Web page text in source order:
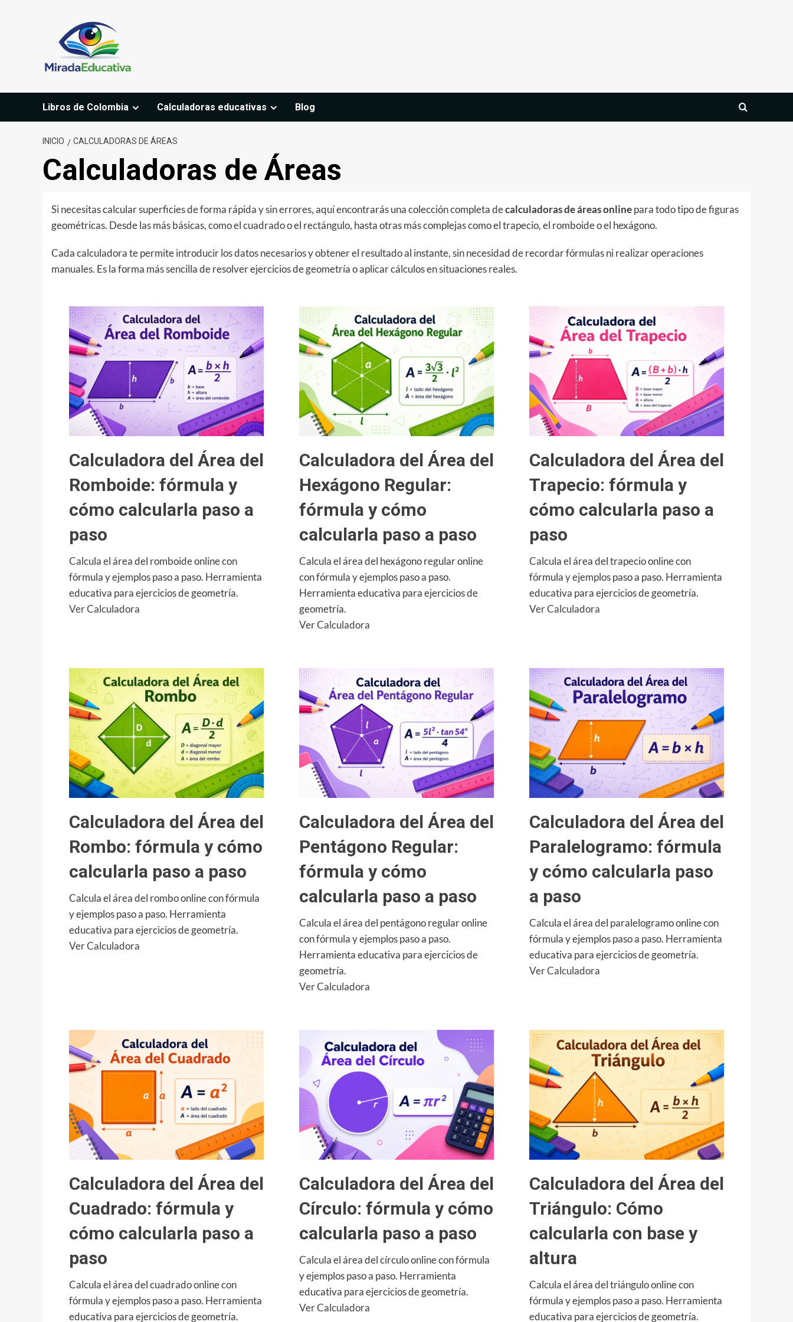
Libros de Colombia Calculadoras educativas Blog
INICIO CALCULADORAS DE ÁREAS
Calculadoras de Áreas
Si necesitas calcular superficies de forma rápida y sin errores, aquí encontrarás una colección completa decalculadoras de áreas onlinepara todo tipo de figuras
geométricas. Desde las más básicas, como el cuadrado o el rectángulo, hasta otras más complejas como el trapecio, el romboide o el hexágono.
Cada calculadora te permite introducir los datos necesarios y obtener el resultado al instante, sin necesidad de recordar fórmulas ni realizar operaciones
manuales. Es la forma más sencilla de resolver ejercicios de geometría o aplicar cálculos en situaciones reales.
Calculadora del Área del
Romboide: fórmula y
cómo calcularla paso a
paso
Calcula el área del romboide online con
fórmula y ejemplos paso a paso. Herramienta
educativa para ejercicios de geometría.
Ver Calculadora
del
Romboide:
fórmula
y
cómo
calcularla
paso
a
paso
Calculadora del Área del
Hexágono Regular:
fórmula y cómo
calcularla paso a paso
Calcula el área del hexágono regular online
con fórmula y ejemplos paso a paso.
Herramienta educativa para ejercicios de
geometría.
Ver Calculadora
del
Hexágono
Regular:
fórmula
y
cómo
calcularla
paso
paso
Calculadora del Área del
Trapecio: fórmula y
cómo calcularla paso a
paso
Calcula el área del trapecio online con
fórmula y ejemplos paso a paso. Herramienta
educativa para ejercicios de geometría.
Ver Calculadora
del
Trapecio:
fórmula
y
cómo
calcularla
paso
a
paso
Calculadora del Área del
Rombo: fórmula y cómo
calcularla paso a paso
Calcula el área del rombo online con fórmula
y ejemplos paso a paso. Herramienta
educativa para ejercicios de geometría.
Ver Calculadora
fórmula
y
cómo
calcularla
paso
a
Calculadora del Área del
Pentágono Regular:
fórmula y cómo
calcularla paso a paso
Calcula el área del pentágono regular online
con fórmula y ejemplos paso a paso.
Herramienta educativa para ejercicios de
geometría.
Ver Calculadora
del
Pentágono
Regular:
fórmula
cómo
calcularla
paso
paso
Calculadora del Área del
Paralelogramo: fórmula
y cómo calcularla paso
a paso
Calcula el área del paralelogramo online con
fórmula y ejemplos paso a paso. Herramienta
educativa para ejercicios de geometría.
Ver Calculadora
del
Paralelogramo:
fórmula
y
cómo
calcularla
paso
paso
Calculadora del Área del
Cuadrado: fórmula y
cómo calcularla paso a
paso
Calcula el área del cuadrado online con
fórmula y ejemplos paso a paso. Herramienta
educativa para ejercicios de geometría.
Calculadora del Área del
Círculo: fórmula y cómo
calcularla paso a paso
Calcula el área del círculo online con fórmula
y ejemplos paso a paso. Herramienta
educativa para ejercicios de geometría.
Ver Calculadora
Calculadora del Área del
Triángulo: Cómo
calcularla con base y
altura
Calcula el área del triángulo online con
fórmula y ejemplos paso a paso. Herramienta
educativa para ejercicios de geometría.